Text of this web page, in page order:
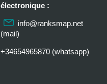
électronique :
info@ranksmap.net
(mail)
+34654965870 (whatsapp)